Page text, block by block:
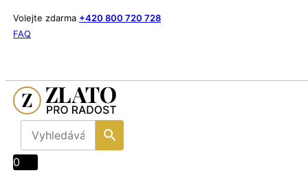
Volejte zdarma +420 800 720 728
FAQ
0